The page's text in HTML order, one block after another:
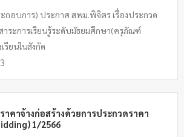
กอบการ) ประกาศ สพม.พิจิตร เรื่องประกวด
ระการเรียนรู้ระดับมัธยมศึกษา(ครุภัณฑ์
รียนในสังกัด
าคาจ้างก่อสร้างด้วยการประกวดราคา
1/2566